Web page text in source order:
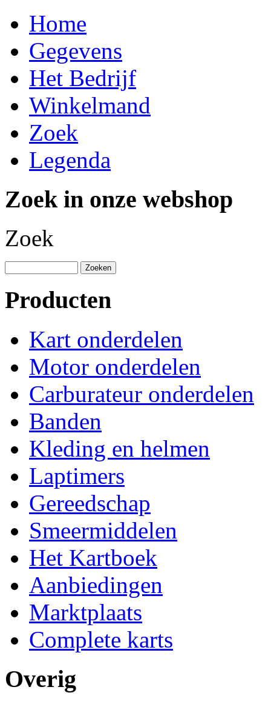
Home
Gegevens
Het Bedrijf
Winkelmand
Zoek
Legenda
Zoek in onze webshop
Zoek
Producten
Kart onderdelen
Motor onderdelen
Carburateur onderdelen
Banden
Kleding en helmen
Laptimers
Gereedschap
Smeermiddelen
Het Kartboek
Aanbiedingen
Marktplaats
Complete karts
Overig